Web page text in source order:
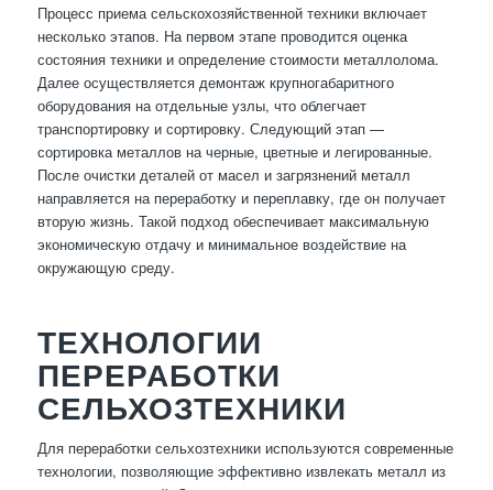
Процесс приема сельскохозяйственной техники включает
несколько этапов. На первом этапе проводится оценка
состояния техники и определение стоимости металлолома.
Далее осуществляется демонтаж крупногабаритного
оборудования на отдельные узлы, что облегчает
транспортировку и сортировку. Следующий этап —
сортировка металлов на черные, цветные и легированные.
После очистки деталей от масел и загрязнений металл
направляется на переработку и переплавку, где он получает
вторую жизнь. Такой подход обеспечивает максимальную
экономическую отдачу и минимальное воздействие на
окружающую среду.
ТЕХНОЛОГИИ
ПЕРЕРАБОТКИ
СЕЛЬХОЗТЕХНИКИ
Для переработки сельхозтехники используются современные
технологии, позволяющие эффективно извлекать металл из